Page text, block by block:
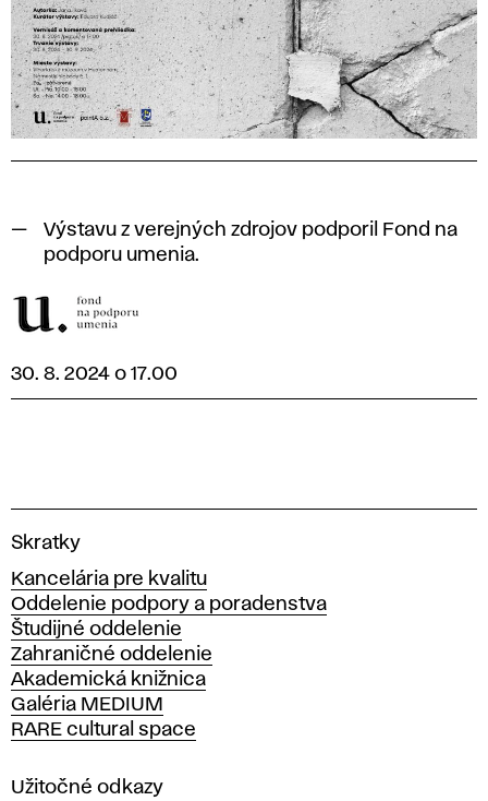
Výstavu z verejných zdrojov podporil Fond na
podporu umenia.
30. 8. 2024 o 17.00
V
s
o
k
á
š
k
o
a
Skratky
Kancelária pre kvalitu
Oddelenie podpory a poradenstva
Študijné oddelenie
Zahraničné oddelenie
Akademická knižnica
Galéria MEDIUM
RARE cultural space
Užitočné odkazy